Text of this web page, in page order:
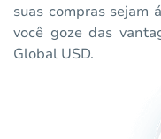
suas compras sejam
você goze das
Global USD.